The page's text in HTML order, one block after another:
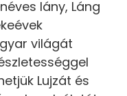
lány, Láng
világát
Lujzát és